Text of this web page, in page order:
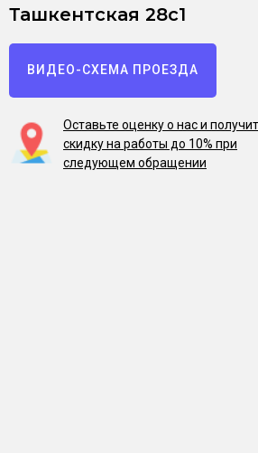
Ташкентская 28с1
ВИДЕО-СХЕМА ПРОЕЗДА
Оставьте оценку о нас и
скидку на работы до 10% при
следующем обращении